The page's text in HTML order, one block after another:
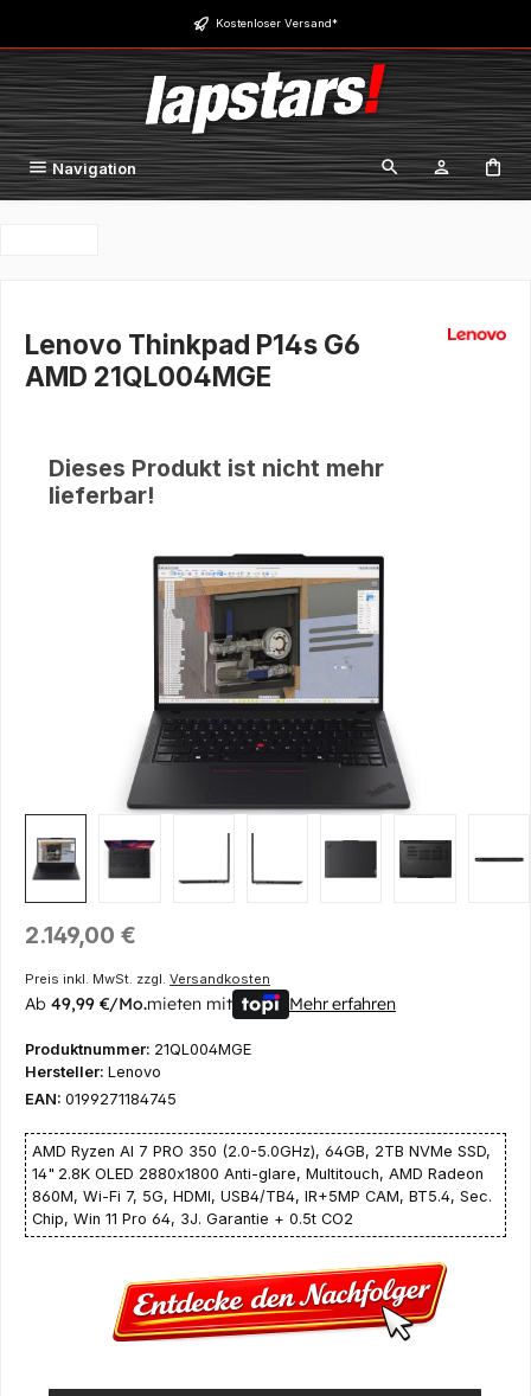
Zum Hauptinhalt springen Kostenloser Versand*
Navigation
Lenovo Thinkpad P14s G6
AMD 21QL004MGE
Dieses Produkt ist nicht mehr
lieferbar!
Bildergalerie überspringen
Regulärer Preis:
2.149,00 €
Preis inkl. MwSt. zzgl. Versandkosten
Ab 49,99 €/Mo.mieten mit Mehr erfahren
Produktnummer: 21QL004MGE
Hersteller: Lenovo
EAN: 0199271184745
AMD Ryzen AI 7 PRO 350 (2.0-5.0GHz), 64GB, 2TB NVMe SSD,
14" 2.8K OLED 2880x1800 Anti-glare, Multitouch, AMD Radeon
860M, Wi-Fi 7, 5G, HDMI, USB4/TB4, IR+5MP CAM, BT5.4, Sec.
Chip, Win 11 Pro 64, 3J. Garantie + 0.5t CO2